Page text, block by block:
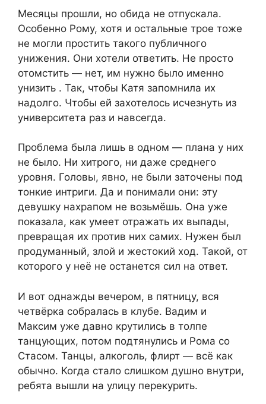
Месяцы прошли, но обида не отпускала.
Особенно Рому, хотя и остальные трое тоже
не могли простить такого публичного
унижения. Они хотели ответить. Не просто
отомстить — нет, им нужно было именно
унизить . Так, чтобы Катя запомнила их
надолго. Чтобы ей захотелось исчезнуть из
университета раз и навсегда.
Проблема была лишь в одном — плана у них
не было. Ни хитрого, ни даже среднего
уровня. Головы, явно, не были заточены под
тонкие интриги. Да и понимали они: эту
девушку нахрапом не возьмёшь. Она уже
показала, как умеет отражать их выпады,
превращая их против них самих. Нужен был
продуманный, злой и жестокий ход. Такой, от
которого у неё не останется сил на ответ.
И вот однажды вечером, в пятницу, вся
четвёрка собралась в клубе. Вадим и
Максим уже давно крутились в толпе
танцующих, потом подтянулись и Рома со
Стасом. Танцы, алкоголь, флирт — всё как
обычно. Когда стало слишком душно внутри,
ребята вышли на улицу перекурить.